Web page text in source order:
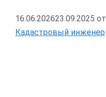
16.06.202623.09.2025 от
Кадастровый инженер